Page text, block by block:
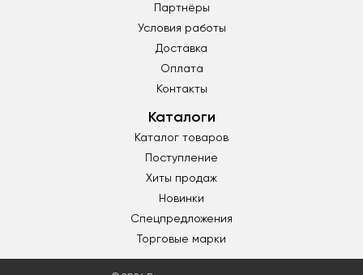
Партнёры
Условия работы
Доставка
Оплата
Контакты
Каталоги
Каталог товаров
Поступление
Хиты продаж
Новинки
Спецпредложения
Торговые марки